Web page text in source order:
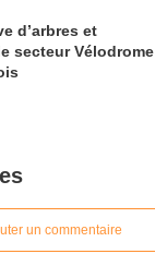
d’arbres et
secteur Vélodrome
un commentaire